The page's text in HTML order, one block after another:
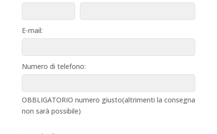
E-mail:
Numero di telefono:
OBBLIGATORIO numero giusto(altrimenti la consegna
non sarà possibile)